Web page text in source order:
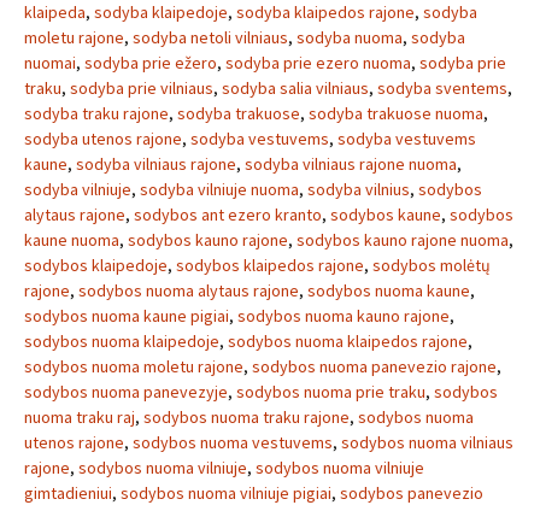
klaipeda, sodyba klaipedoje, sodyba klaipedos rajone, sodyba
moletu rajone, sodyba netoli vilniaus, sodyba nuoma, sodyba
nuomai, sodyba prie ežero, sodyba prie ezero nuoma, sodyba prie
traku, sodyba prie vilniaus, sodyba salia vilniaus, sodyba sventems,
sodyba traku rajone, sodyba trakuose, sodyba trakuose nuoma,
sodyba utenos rajone, sodyba vestuvems, sodyba vestuvems
kaune, sodyba vilniaus rajone, sodyba vilniaus rajone nuoma,
sodyba vilniuje, sodyba vilniuje nuoma, sodyba vilnius, sodybos
alytaus rajone, sodybos ant ezero kranto, sodybos kaune, sodybos
kaune nuoma, sodybos kauno rajone, sodybos kauno rajone nuoma,
sodybos klaipedoje, sodybos klaipedos rajone, sodybos molėtų
rajone, sodybos nuoma alytaus rajone, sodybos nuoma kaune,
sodybos nuoma kaune pigiai, sodybos nuoma kauno rajone,
sodybos nuoma klaipedoje, sodybos nuoma klaipedos rajone,
sodybos nuoma moletu rajone, sodybos nuoma panevezio rajone,
sodybos nuoma panevezyje, sodybos nuoma prie traku, sodybos
nuoma traku raj, sodybos nuoma traku rajone, sodybos nuoma
utenos rajone, sodybos nuoma vestuvems, sodybos nuoma vilniaus
rajone, sodybos nuoma vilniuje, sodybos nuoma vilniuje
gimtadieniui, sodybos nuoma vilniuje pigiai, sodybos panevezio